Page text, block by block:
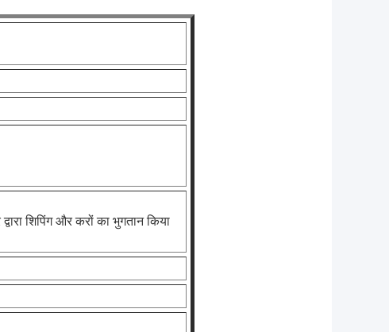
शिपिंग और करों का भुगतान किया